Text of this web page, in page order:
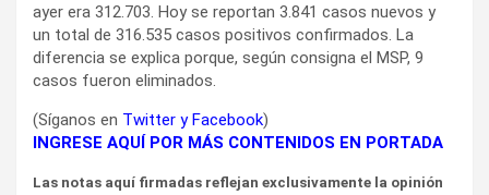
ayer era 312.703. Hoy se reportan 3.841 casos nuevos y
un total de 316.535 casos positivos confirmados. La
diferencia se explica porque, según consigna el MSP, 9
casos fueron eliminados.
(Síganos en Twitter yFacebook)
INGRESE AQUÍ POR MÁS CONTENIDOS EN PORTADA
Las notas aquí firmadas reflejan exclusivamente la opinión